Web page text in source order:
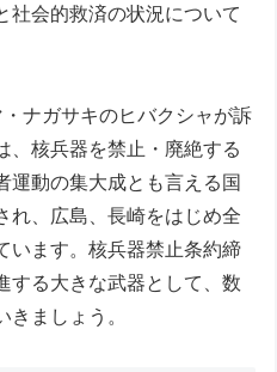
社会的救済の状況について
ナガサキのヒバクシャが訴
、核兵器を禁止・廃絶する
運動の集大成とも言える国
れ、広島、長崎をはじめ全
います。核兵器禁止条約締
する大きな武器として、数
ましょう。